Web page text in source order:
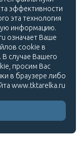
эффективности
эта технология
информацию.
означает Ваше
cookie в
случае Вашего
просим Вас
в браузере либо
www.tktarelka.ru